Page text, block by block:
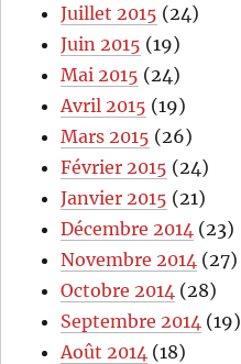
Juillet 2015 (24)
Juin 2015 (19)
Mai 2015 (24)
Avril 2015 (19)
Mars 2015 (26)
Février 2015 (24)
Janvier 2015 (21)
Décembre 2014 (23)
Novembre 2014 (27)
Octobre 2014 (28)
Septembre 2014 (19)
Août 2014 (18)